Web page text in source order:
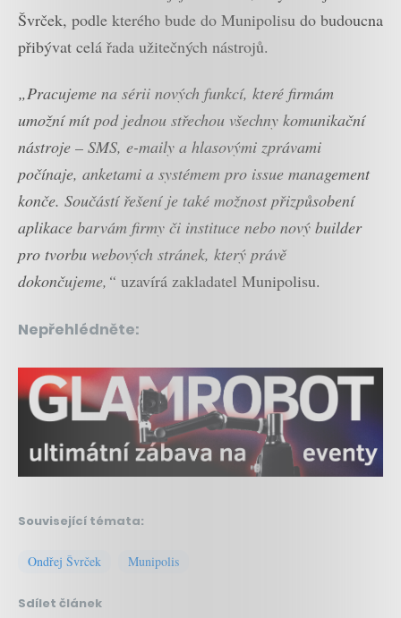
Švrček, podle kterého bude do Munipolisu do budoucna
přibývat celá řada užitečných nástrojů.
„Pracujeme na sérii nových funkcí, které firmám
umožní mít pod jednou střechou všechny komunikační
nástroje – SMS, e-maily a hlasovými zprávami
počínaje, anketami a systémem pro issue management
konče. Součástí řešení je také možnost přizpůsobení
aplikace barvám firmy či instituce nebo nový builder
pro tvorbu webových stránek, který právě
dokončujeme,“ uzavírá zakladatel Munipolisu.
Nepřehlédněte:
Související témata:
Ondřej Švrček Munipolis
Sdílet článek